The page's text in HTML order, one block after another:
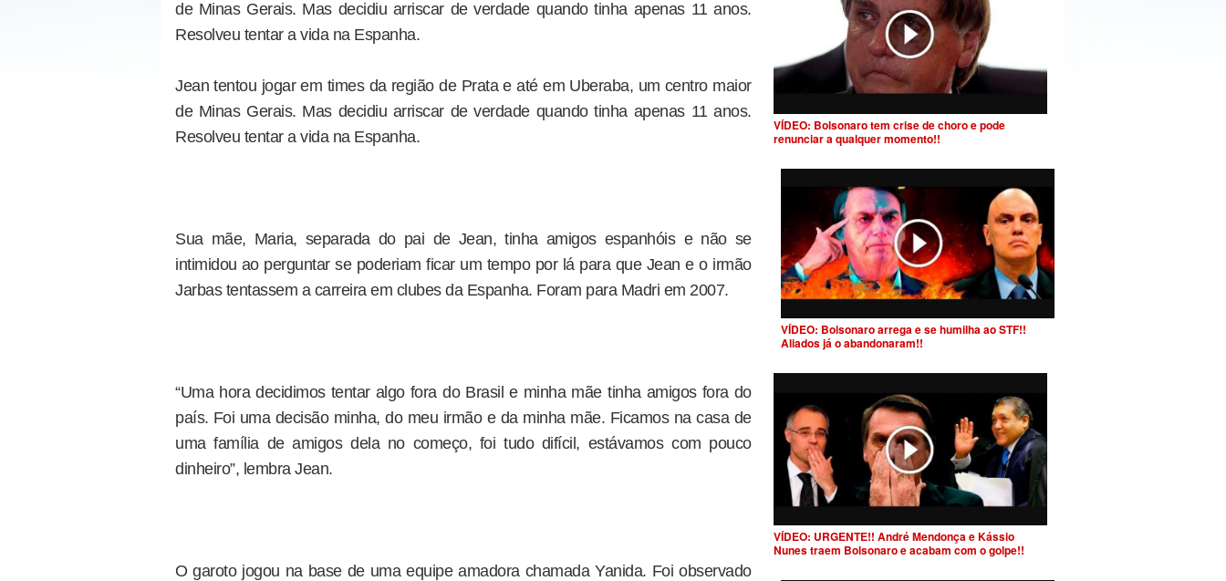
de Minas Gerais. Mas decidiu arriscar de verdade quando tinha apenas 11 anos.
Resolveu tentar a vida na Espanha.
Jean tentou jogar em times da região de Prata e até em Uberaba, um centro maior
de Minas Gerais. Mas decidiu arriscar de verdade quando tinha apenas 11 anos.
Resolveu tentar a vida na Espanha.
Sua mãe, Maria, separada do pai de Jean, tinha amigos espanhóis e não se
intimidou ao perguntar se poderiam ficar um tempo por lá para que Jean e o irmão
Jarbas tentassem a carreira em clubes da Espanha. Foram para Madri em 2007.
“Uma hora decidimos tentar algo fora do Brasil e minha mãe tinha amigos fora do
país. Foi uma decisão minha, do meu irmão e da minha mãe. Ficamos na casa de
uma família de amigos dela no começo, foi tudo difícil, estávamos com pouco
dinheiro”, lembra Jean.
O garoto jogou na base de uma equipe amadora chamada Yanida. Foi observado
VÍDEO: Bolsonaro tem crise de choro e pode
renunciar a qualquer momento!!
VÍDEO: Bolsonaro arrega e se humilha ao STF!!
Aliados já o abandonaram!!
VÍDEO: URGENTE!! André Mendonça e Kássio
Nunes traem Bolsonaro e acabam com o golpe!!